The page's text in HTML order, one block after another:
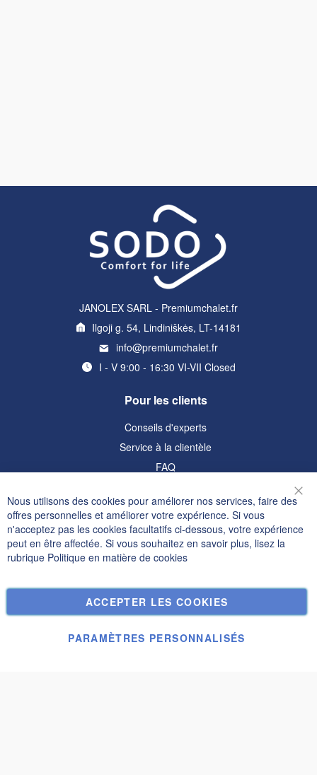
JANOLEX SARL - Premiumchalet.fr
Ilgoji g. 54, Lindiniškės, LT-14181
info@premiumchalet.fr
I - V 9:00 - 16:30 VI-VII Closed
Pour les clients
Conseils d'experts
Service à la clientèle
FAQ
Informations
Politique de confidentialité et cookies
Termes de recherche
Commandes et retours
Nous contacter
Nous utilisons des cookies pour améliorer nos services, faire des
offres personnelles et améliorer votre expérience. Si vous
n'acceptez pas les cookies facultatifs ci-dessous, votre expérience
peut en être affectée. Si vous souhaitez en savoir plus, lisez la
rubrique Politique en matière de cookies
ACCEPTER LES COOKIES
PARAMÈTRES PERSONNALISÉS